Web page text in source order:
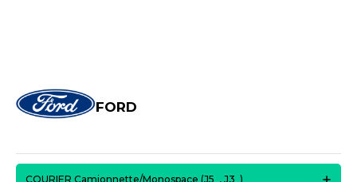
FORD
COURIER Camionnette/Monospace (J5_, J3_)